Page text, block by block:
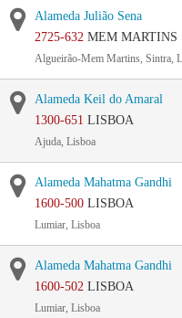
Alameda Julião Sena
2725-632 MEM MARTINS
Algueirão-Mem Martins, Sintra,
Alameda Keil do Amaral
1300-651 LISBOA
Ajuda, Lisboa
Alameda Mahatma Gandhi
1600-500 LISBOA
Lumiar, Lisboa
Alameda Mahatma Gandhi
1600-502 LISBOA
Lumiar, Lisboa